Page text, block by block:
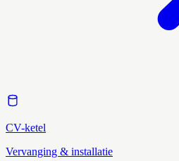
CV-ketel
Vervanging & installatie